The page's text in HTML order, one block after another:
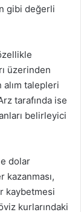
gibi değerli
üzerinden
alım talepleri
tarafında ise
belirleyici
dolar
kazanması,
kaybetmesi
kurlarındaki